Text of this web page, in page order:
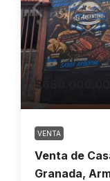
$680.000.000
VENTA
Venta de
Granada,